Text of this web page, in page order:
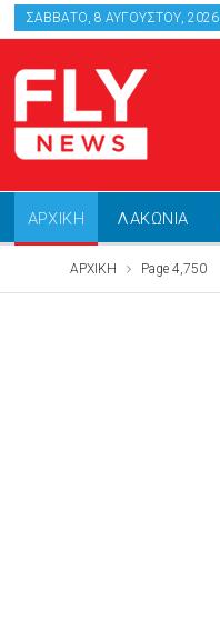
ΣΆΒΒΑΤΟ, 8 ΑΥΓΟΎΣΤΟΥ, 2026
ΑΡΧΙΚΗ ΛΑΚΩΝΙΑ
ΑΡΧΙΚΗ Page 4,750